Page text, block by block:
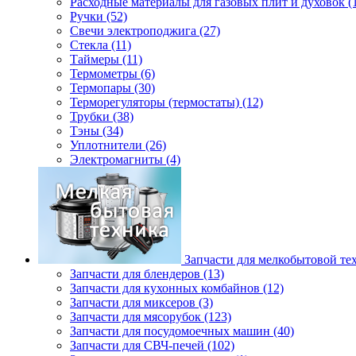
Ручки (52)
Свечи электроподжига (27)
Стекла (11)
Таймеры (11)
Термометры (6)
Термопары (30)
Терморегуляторы (термостаты) (12)
Трубки (38)
Тэны (34)
Уплотнители (26)
Электромагниты (4)
Запчасти для мелкобытовой
Запчасти для блендеров (13)
Запчасти для кухонных комбайнов (12)
Запчасти для миксеров (3)
Запчасти для мясорубок (123)
Запчасти для посудомоечных машин (40)
Запчасти для СВЧ-печей (102)